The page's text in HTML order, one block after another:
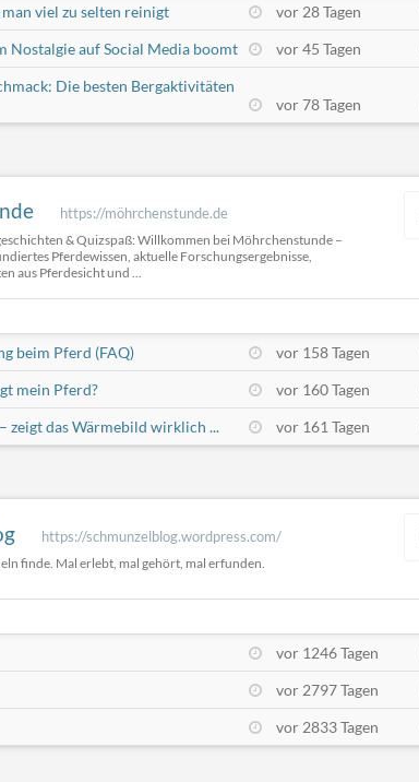
viel zu selten reinigt vor 28 Tagen
Nostalgie auf Social Media boomt
vor 45 Tagen
Die besten Bergaktivitäten
vor 78 Tagen
https://möhrchenstunde.de
& Quizspaß: Willkommen bei Möhrchenstunde –
Pferdewissen, aktuelle Forschungsergebnisse,
aus Pferdesicht und ...
beim Pferd (FAQ) vor 158 Tagen
mein Pferd?
vor 160 Tagen
zeigt das Wärmebild wirklich ...
vor 161 Tagen
https://schmunzelblog.wordpress.com/
finde. Mal erlebt, mal gehört, mal erfunden.
vor 1246 Tagen
vor 2797 Tagen
vor 2833 Tagen